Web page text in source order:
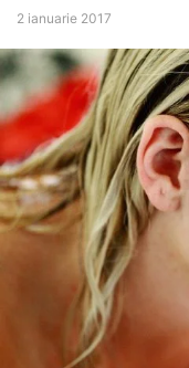
2 ianuarie 2017